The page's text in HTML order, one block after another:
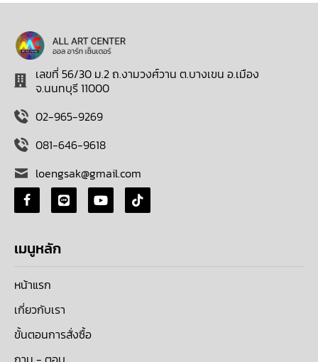
เลขที่ 56/30 ม.2 ถ.งามวงศ์วาน ต.บางเขน อ.เมือง
จ.นนทบุรี 11000
02-965-9269
081-646-9618
loengsak@gmail.com
เมนูหลัก
หน้าแรก
เกี่ยวกับเรา
ขั้นตอนการสั่งซื้อ